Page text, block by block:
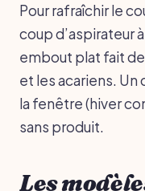
Pour rafraîchir le
coup d’aspirateur
embout plat fait
et les acariens. Un
la fenêtre (hiver
sans produit.
Les